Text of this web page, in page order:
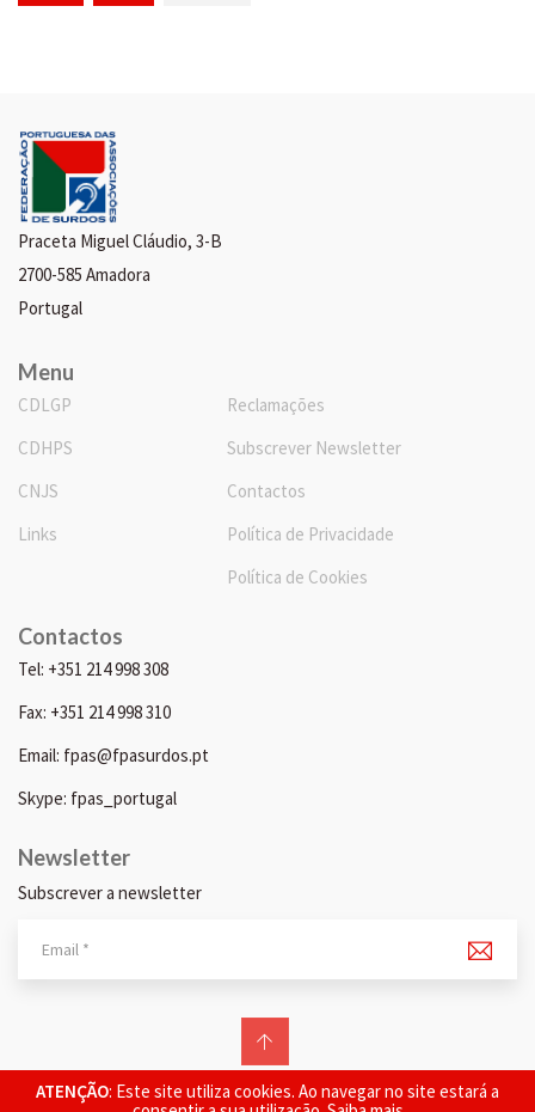
ATENÇÃO: Este site utiliza cookies. Ao navegar no site estará a
Praceta Miguel Cláudio, 3-B
2700-585 Amadora
Portugal
Menu
CDLGP
CDHPS
CNJS
Links
Reclamações
Subscrever Newsletter
Contactos
Política de Privacidade
Política de Cookies
Contactos
Tel: +351 214 998 308
Fax: +351 214 998 310
Email: fpas@fpasurdos.pt
Skype: fpas_portugal
Newsletter
Subscrever a newsletter
© 2026 FPAS. Todos os direitos reservados.